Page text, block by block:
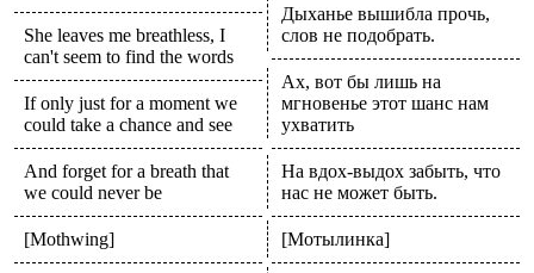
She leaves me breathless, I
can't seem to find the words
If only just for a moment we
could take a chance and see
And forget for a breath that
we could never be
[Mothwing]
Дыханье вышибла прочь,
слов не подобрать.
Ах, вот бы лишь на
мгновенье этот шанс нам
ухватить
На вдох-выдох забыть, что
нас не может быть.
[Мотылинка]